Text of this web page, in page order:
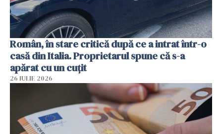
Român, în stare critică după ce a intrat într-o
casă din Italia. Proprietarul spune că s-a
apărat cu un cuțit
26 IULIE 2026